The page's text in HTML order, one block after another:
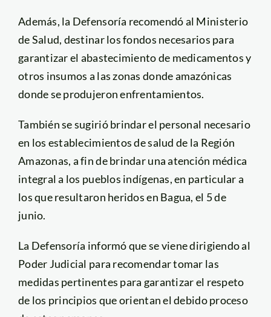
Además, la Defensoría recomendó al Ministerio
de Salud, destinar los fondos necesarios para
garantizar el abastecimiento de medicamentos y
otros insumos a las zonas donde amazónicas
donde se produjeron enfrentamientos.
También se sugirió brindar el personal necesario
en los establecimientos de salud de la Región
Amazonas, a fin de brindar una atención médica
integral a los pueblos indígenas, en particular a
los que resultaron heridos en Bagua, el 5 de
junio.
La Defensoría informó que se viene dirigiendo al
Poder Judicial para recomendar tomar las
medidas pertinentes para garantizar el respeto
de los principios que orientan el debido proceso